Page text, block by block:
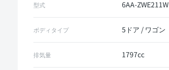
型式 6AA-ZWE211W
ボディタイプ 5ドア / ワゴン
排気量 1797cc